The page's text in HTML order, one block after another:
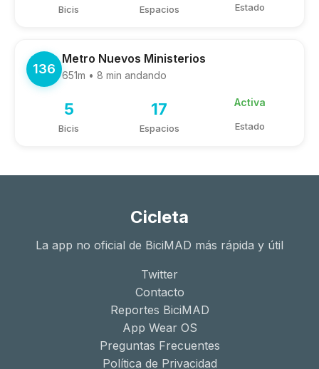
Bicis Espacios Estado
136
Metro Nuevos Ministerios
651m • 8 min andando
5
Bicis
17
Espacios
Activa
Estado
Cicleta
La app no oficial de BiciMAD más rápida y útil
Twitter
Contacto
Reportes BiciMAD
App Wear OS
Preguntas Frecuentes
Política de Privacidad